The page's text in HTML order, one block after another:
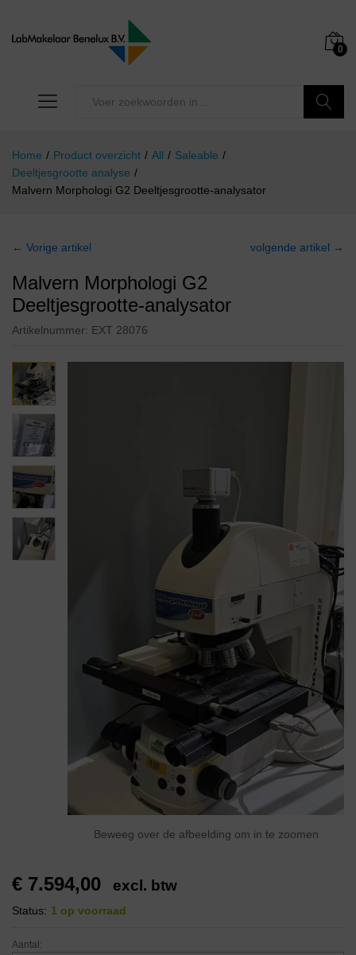
0
Home / Product overzicht / All / Saleable /
Deeltjesgrootte analyse /
Malvern Morphologi G2 Deeltjesgrootte-analysator
← Vorige artikel volgende artikel →
Malvern Morphologi G2
Deeltjesgrootte-analysator
Artikelnummer: EXT 28076
Beweeg over de afbeelding om in te zoomen
€ 7.594,00 excl. btw
Status: 1 op voorraad
Aantal: